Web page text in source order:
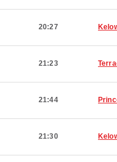
20:27
21:23
21:44
21:30